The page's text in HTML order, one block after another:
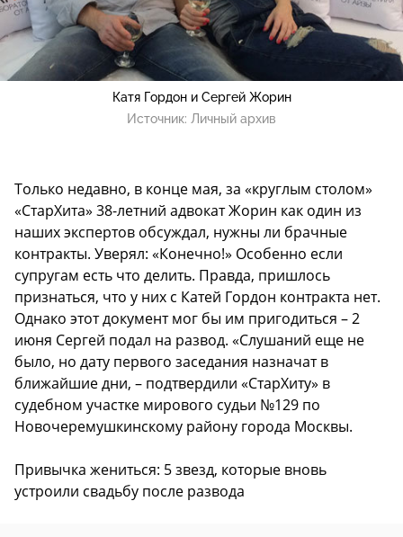
Катя Гордон и Сергей Жорин
Источник: Личный архив
Только недавно, в конце мая, за «круглым столом»
«СтарХита» 38-летний адвокат Жорин как один из
наших экспертов обсуждал, нужны ли брачные
контракты. Уверял: «Конечно!» Особенно если
супругам есть что делить. Правда, пришлось
признаться, что у них с Катей Гордон контракта нет.
Однако этот документ мог бы им пригодиться – 2
июня Сергей подал на развод. «Слушаний еще не
было, но дату первого заседания назначат в
ближайшие дни, – подтвердили «СтарХиту» в
судебном участке мирового судьи №129 по
Новочеремушкинскому району города Москвы.
Привычка жениться: 5 звезд, которые вновь
устроили свадьбу после развода